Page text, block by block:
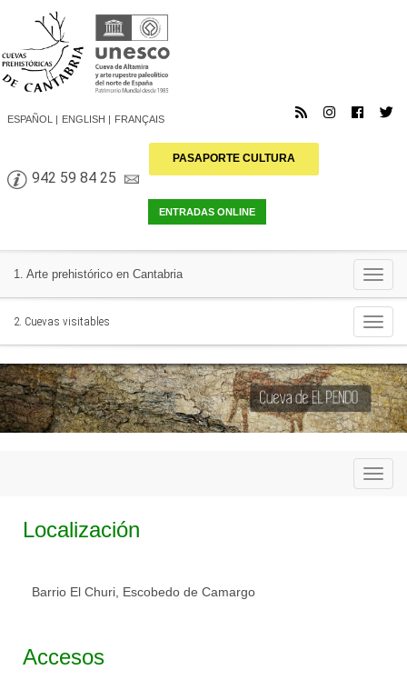
ESPAÑOL ENGLISH FRANÇAIS
942 59 84 25
PASAPORTE CULTURA
1. Arte prehistórico en Cantabria
2. Cuevas visitables
Localización
Barrio El Churi, Escobedo de Camargo
Accesos